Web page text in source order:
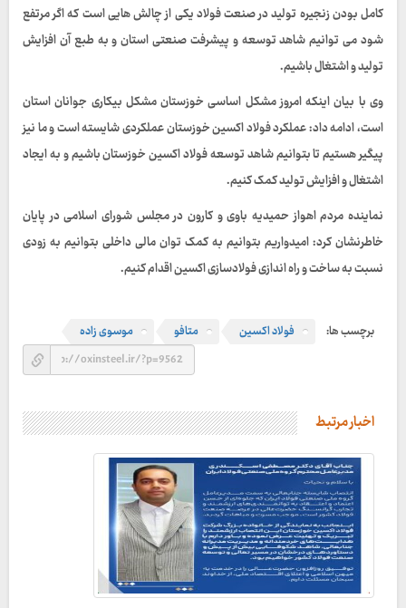
کامل بودن زنجیره تولید در صنعت فولاد یکی از چالش هایی است که اگر مرتفع
شود می توانیم شاهد توسعه و پیشرفت صنعتی استان و به طبع آن افزایش
تولید و اشتغال باشیم.
وی با بیان اینکه امروز مشکل اساسی خوزستان مشکل بیکاری جوانان استان
است، ادامه داد: عملکرد فولاد اکسین خوزستان عملکردی شایسته است و ما نیز
پیگیر هستیم تا بتوانیم شاهد توسعه فولاد اکسین خوزستان باشیم و به ایجاد
اشتغال و افزایش تولید کمک کنیم.
نماینده مردم اهواز حمیدیه باوی و کارون در مجلس شورای اسلامی در پایان
خاطرنشان کرد: امیدواریم بتوانیم به کمک توان مالی داخلی بتوانیم به زودی
نسبت به ساخت و راه اندازی فولادسازی اکسین اقدام کنیم.
برچسب ها: فولاد اکسین متافو موسوی زاده
اخبار مرتبط